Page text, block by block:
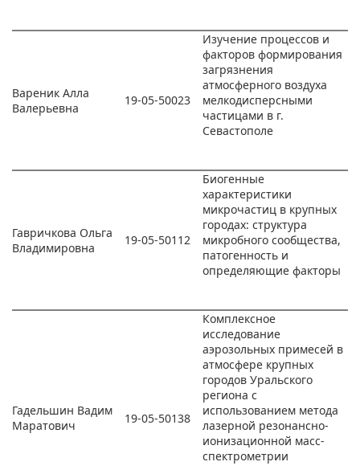
Вареник Алла
Валерьевна
19-05-50023
Изучение процессов и
факторов формирования
загрязнения
атмосферного воздуха
мелкодисперсными
частицами в г.
Севастополе
Гавричкова Ольга
Владимировна
19-05-50112
Биогенные
характеристики
микрочастиц в крупных
городах: структура
микробного сообщества,
патогенность и
определяющие факторы
Гадельшин Вадим
Маратович
19-05-50138
Комплексное
исследование
аэрозольных примесей в
атмосфере крупных
городов Уральского
региона с
использованием метода
лазерной резонансно-
ионизационной масс-
спектрометрии